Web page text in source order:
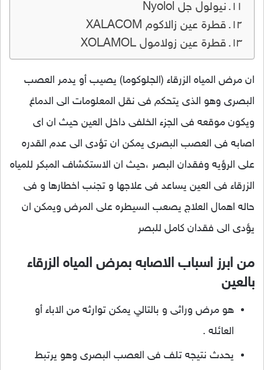
نيولول جل Nyolol
قطرة عين زالاكوم XALACOM
قطرة عين زولامول XOLAMOL
ان مرض المياه الزرقاء (الجلوكوما) يصيب أو يدمر العصب
البصرى وهو الذى يتحكم فى نقل المعلومات الى الدماغ
ويكون موقعه فى الجزء الخلفى داخل العين حيث ان اى
اصابه فى العصب البصرى يمكن ان تؤدى الى عدم القدره
على الرؤيه وفقدان البصر ،حيث ان الاستكشاف المبكر للمياه
الزرقاء فى العين يساعد فى علاجها و تجنب اخطارها و فى
حاله اهمال العلاج يصعب السيطره على المرض ويمكن ان
يؤدى الى فقدان كامل للبصر
من ابرز اسباب الاصابه بمرض المياه الزرقاء
بالعين
هو مرض وراثى و بالتالي يمكن توارثه من الاباء أو
العائله .
يحدث نتيجه تلف فى العصب البصرى وهو يرتبط